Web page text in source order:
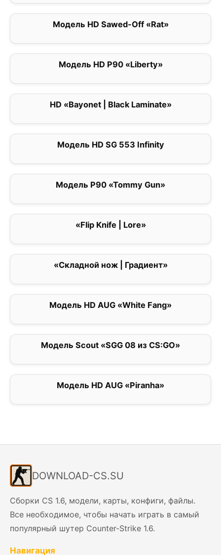
Модель HD Sawed-Off «Rat»
Модель HD P90 «Liberty»
HD «Bayonet | Black Laminate»
Модель HD SG 553 Infinity
Модель P90 «Tommy Gun»
«Flip Knife | Lore»
«Складной нож | Градиент»
Модель HD AUG «White Fang»
Модель Scout «SGG 08 из CS:GO»
Модель HD AUG «Piranha»
DOWNLOAD-CS.SU
Сборки CS 1.6, модели, карты, конфиги, файлы.
Все необходимое, чтобы начать играть в самый
популярный шутер Counter-Strike 1.6.
Навигация